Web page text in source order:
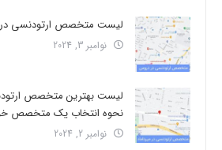
لیست متخصص ارتودنسی
نوامبر 3, 2024
لیست بهترین متخصص
نحوه انتخاب یک متخصص
نوامبر 2, 2024